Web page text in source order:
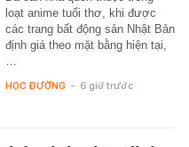
loạt anime tuổi thơ, khi được
các trang bất động sản Nhật Bản
định giá theo mặt bằng hiện tại,
…
HỌC ĐƯỜNG - 6 giờ trước